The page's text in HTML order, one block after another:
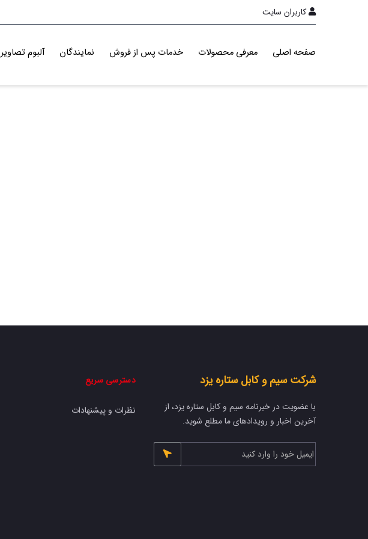
کاربران سایت
صفحه اصلی معرفی محصولات خدمات پس از فروش نمایندگان آلبوم تصاویر
شرکت سیم و کابل ستاره یزد
با عضویت در خبرنامه سیم و کابل ستاره یزد، از
آخرین اخبار و رویدادهای ما مطلع شوید.
دسترسی سریع
نظرات و پیشنهادات